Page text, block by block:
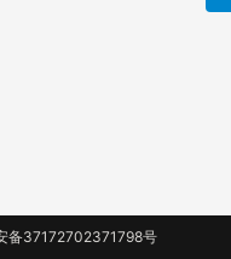
备37172702371798号